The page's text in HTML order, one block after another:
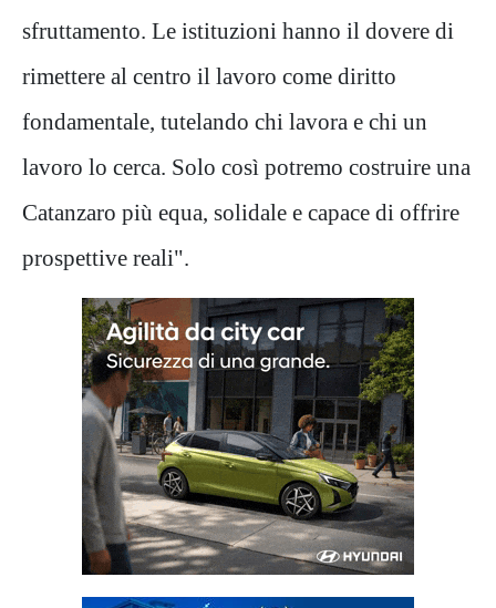
sfruttamento. Le istituzioni hanno il dovere di
rimettere al centro il lavoro come diritto
fondamentale, tutelando chi lavora e chi un
lavoro lo cerca. Solo così potremo costruire una
Catanzaro più equa, solidale e capace di offrire
prospettive reali".